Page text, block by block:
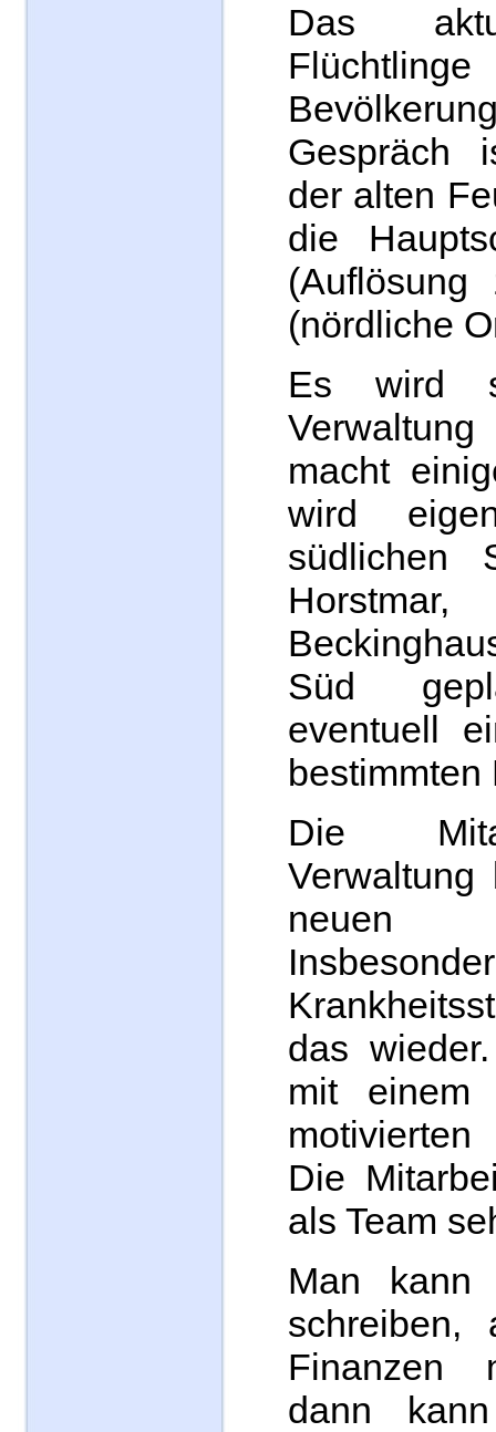
Das
Gespräch
der alten
die
(Auflösung
(nördliche
Es wird
macht
wird
südlichen
Süd
eventuell
bestimmten
Die
Verwaltung
neuen
das
mit einem
motivierten
Die
als Team
Man
schreiben,
Finanzen
dann